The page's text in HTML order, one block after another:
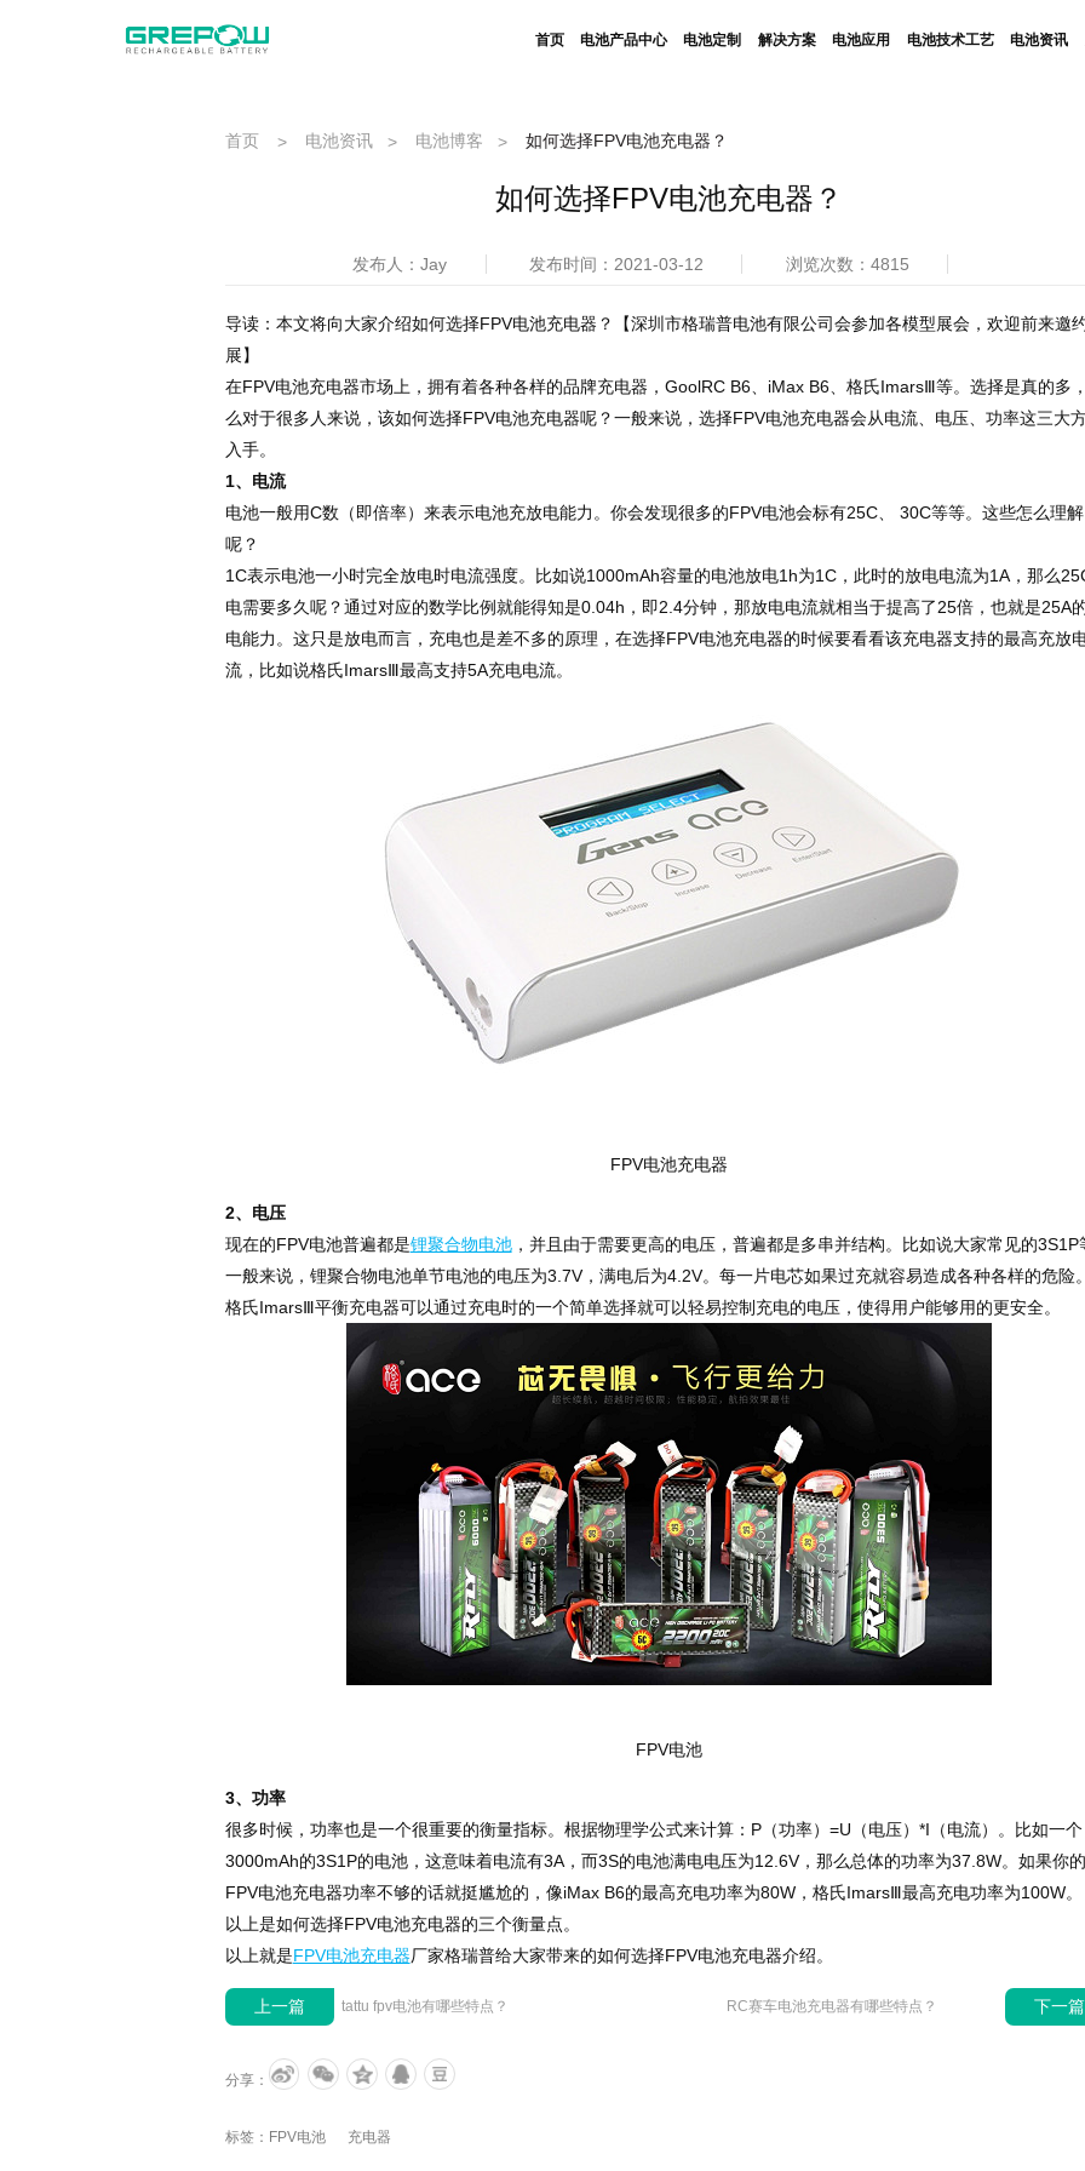
首页 电池产品中心 电池定制 解决方案 电池应用 电池技术工艺 电池资讯
首页 > 电池资讯 > 电池博客 > 如何选择FPV电池充电器？
如何选择FPV电池充电器？
发布人：Jay 发布时间：2021-03-12 浏览次数：4815
导读：本文将向大家介绍如何选择FPV电池充电器？【深圳市格瑞普电池有限公司会参加各模型展会，欢迎前来邀
展】
在FPV电池充电器市场上，拥有着各种各样的品牌充电器，GoolRC B6、iMax B6、格氏ImarsⅢ等。选择是真的多
么对于很多人来说，该如何选择FPV电池充电器呢？一般来说，选择FPV电池充电器会从电流、电压、功率这三大
入手。
1、电流
电池一般用C数（即倍率）来表示电池充放电能力。你会发现很多的FPV电池会标有25C、 30C等等。这些怎么理解
呢？
1C表示电池一小时完全放电时电流强度。比如说1000mAh容量的电池放电1h为1C，此时的放电电流为1A，那么
电需要多久呢？通过对应的数学比例就能得知是0.04h，即2.4分钟，那放电电流就相当于提高了25倍，也就是25A
电能力。这只是放电而言，充电也是差不多的原理，在选择FPV电池充电器的时候要看看该充电器支持的最高充放
流，比如说格氏ImarsⅢ最高支持5A充电电流。
FPV电池充电器
2、电压
现在的FPV电池普遍都是锂聚合物电池，并且由于需要更高的电压，普遍都是多串并结构。比如说大家常见的3S1P
一般来说，锂聚合物电池单节电池的电压为3.7V，满电后为4.2V。每一片电芯如果过充就容易造成各种各样的危险
格氏ImarsⅢ平衡充电器可以通过充电时的一个简单选择就可以轻易控制充电的电压，使得用户能够用的更安全。
FPV电池
3、功率
很多时候，功率也是一个很重要的衡量指标。根据物理学公式来计算：P（功率）=U（电压）*I（电流）。比如一个
3000mAh的3S1P的电池，这意味着电流有3A，而3S的电池满电电压为12.6V，那么总体的功率为37.8W。如果你的
FPV电池充电器功率不够的话就挺尴尬的，像iMax B6的最高充电功率为80W，格氏ImarsⅢ最高充电功率为100W。
以上是如何选择FPV电池充电器的三个衡量点。
以上就是FPV电池充电器厂家格瑞普给大家带来的如何选择FPV电池充电器介绍。
上一篇 tattu fpv电池有哪些特点？ 下一篇
RC赛车电池充电器有哪些特点？
分享：
标签： FPV电池 充电器